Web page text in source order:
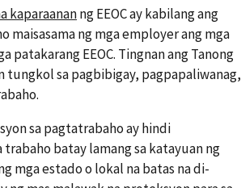
kaparaananng EEOC ay kabilang ang
maisasama ng mga employer ang mga
patakarang EEOC. Tingnan ang Tanong
tungkol sa pagbibigay, pagpapaliwanag,
sa pagtatrabaho ay hindi
batay lamang sa katayuan ng
mga estado o lokal na batas na di-